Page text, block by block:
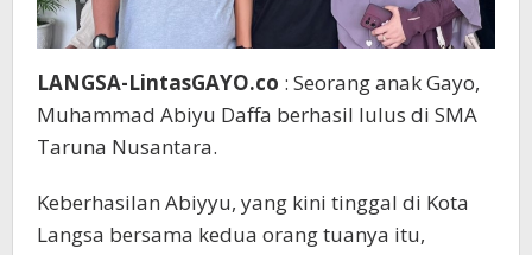
LANGSA-LintasGAYO.co : Seorang anak Gayo,
Muhammad Abiyu Daffa berhasil lulus di SMA
Taruna Nusantara.
Keberhasilan Abiyyu, yang kini tinggal di Kota
Langsa bersama kedua orang tuanya itu,